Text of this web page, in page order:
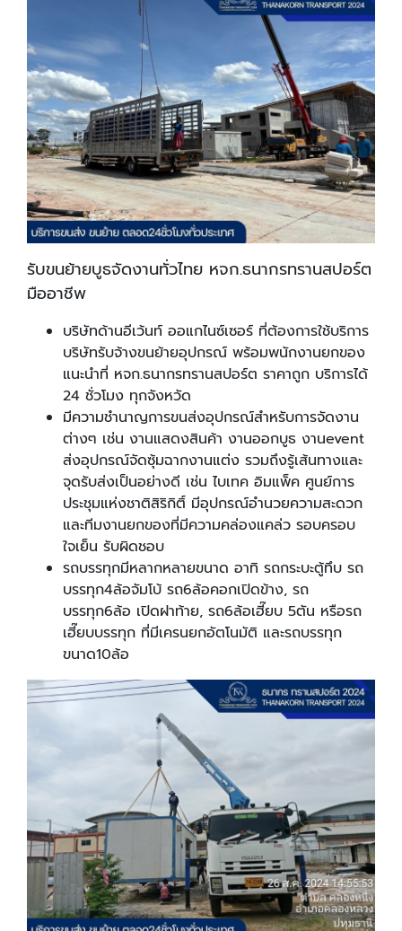
รับขนย้ายบูธจัดงานทั่วไทย หจก.ธนากรทรานสปอร์ต
มืออาชีพ
บริษัทด้านอีเว้นท์ ออแกไนซ์เซอร์ ที่ต้องการใช้บริการ
บริษัทรับจ้างขนย้ายอุปกรณ์ พร้อมพนักงานยกของ
แนะนำที่ หจก.ธนากรทรานสปอร์ต ราคาถูก บริการได้
24 ชั่วโมง ทุกจังหวัด
มีความชำนาญการขนส่งอุปกรณ์สำหรับการจัดงาน
ต่างๆ เช่น งานแสดงสินค้า งานออกบูธ งานevent
ส่งอุปกรณ์จัดซุ้มฉากงานแต่ง รวมถึงรู้เส้นทางและ
จุดรับส่งเป็นอย่างดี เช่น ไบเทค อิมแพ็ค ศูนย์การ
ประชุมแห่งชาติสิริกิติ์ มีอุปกรณ์อำนวยความสะดวก
และทีมงานยกของที่มีความคล่องแคล่ว รอบครอบ
ใจเย็น รับผิดชอบ
รถบรรทุกมีหลากหลายขนาด อาทิ รถกระบะตู้ทึบ รถ
บรรทุก4ล้อจัมโบ้ รถ6ล้อคอกเปิดข้าง, รถ
บรรทุก6ล้อ เปิดฝาท้าย, รถ6ล้อเฮี๊ยบ 5ตัน หรือรถ
เฮี๊ยบบรรทุก ที่มีเครนยกอัตโนมัติ และรถบรรทุก
ขนาด10ล้อ